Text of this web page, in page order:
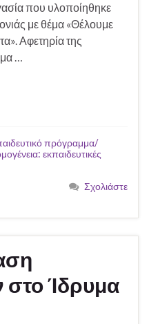
που υλοποίηθηκε
με θέμα «Θέλουμε
Αφετηρία της
…
πρόγραμμα/
εκπαιδευτικές
Σχολιάστε
στο Ίδρυμα